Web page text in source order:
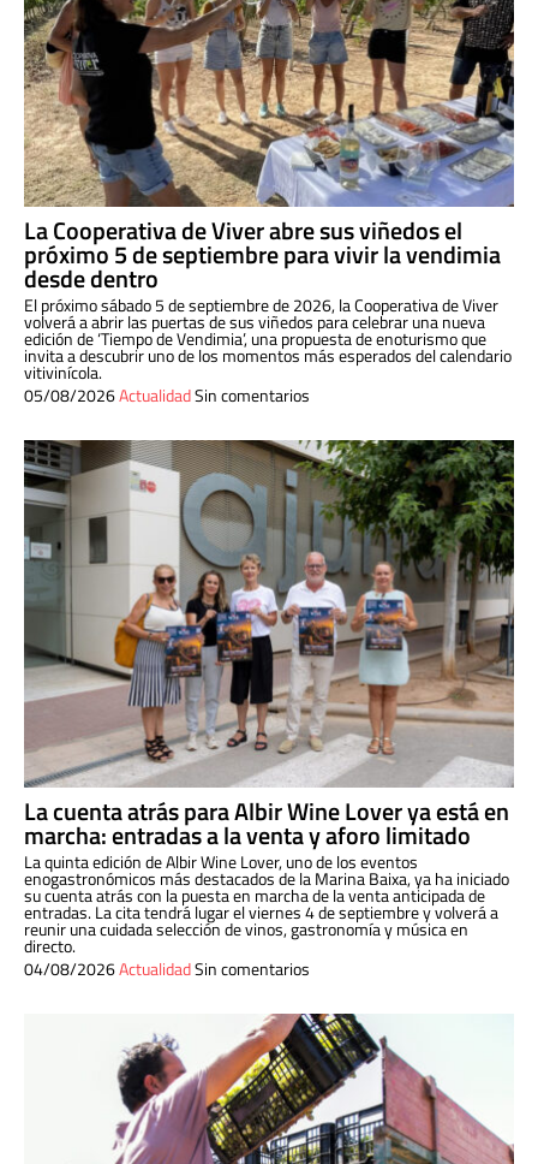
La Cooperativa de Viver abre sus viñedos el
próximo 5 de septiembre para vivir la vendimia
desde dentro
El próximo sábado 5 de septiembre de 2026, la Cooperativa de Viver
volverá a abrir las puertas de sus viñedos para celebrar una nueva
edición de ‘Tiempo de Vendimia’, una propuesta de enoturismo que
invita a descubrir uno de los momentos más esperados del calendario
vitivinícola.
05/08/2026ActualidadSin comentarios
La cuenta atrás para Albir Wine Lover ya está en
marcha: entradas a la venta y aforo limitado
La quinta edición de Albir Wine Lover, uno de los eventos
enogastronómicos más destacados de la Marina Baixa, ya ha iniciado
su cuenta atrás con la puesta en marcha de la venta anticipada de
entradas. La cita tendrá lugar el viernes 4 de septiembre y volverá a
reunir una cuidada selección de vinos, gastronomía y música en
directo.
04/08/2026ActualidadSin comentarios